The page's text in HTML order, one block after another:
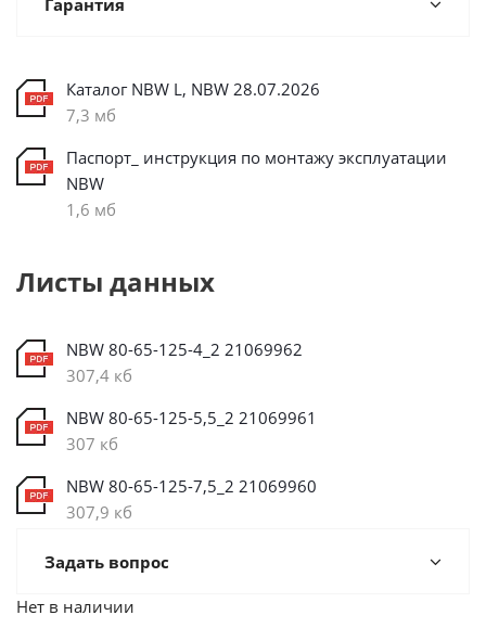
Гарантия
Каталог NBW L, NBW 28.07.2026
7,3 мб
Паспорт_ инструкция по монтажу эксплуатации
NBW
1,6 мб
Листы данных
NBW 80-65-125-4_2 21069962
307,4 кб
NBW 80-65-125-5,5_2 21069961
307 кб
NBW 80-65-125-7,5_2 21069960
307,9 кб
Задать вопрос
Нет в наличии